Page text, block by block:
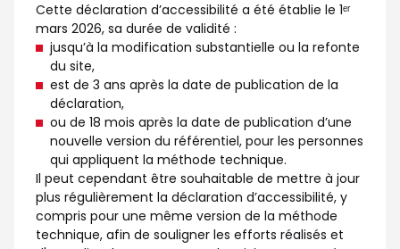
Cette déclaration d’accessibilité a été établie le 1ᵉʳ
mars 2026, sa durée de validité :
jusqu’à la modification substantielle ou la refonte
du site,
est de 3 ans après la date de publication de la
déclaration,
ou de 18 mois après la date de publication d’une
nouvelle version du référentiel, pour les personnes
qui appliquent la méthode technique.
Il peut cependant être souhaitable de mettre à jour
plus régulièrement la déclaration d’accessibilité, y
compris pour une même version de la méthode
technique, afin de souligner les efforts réalisés et